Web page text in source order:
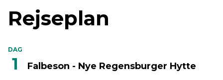
Rejseplan
DAG
1 Falbeson - Nye Regensburger Hytte